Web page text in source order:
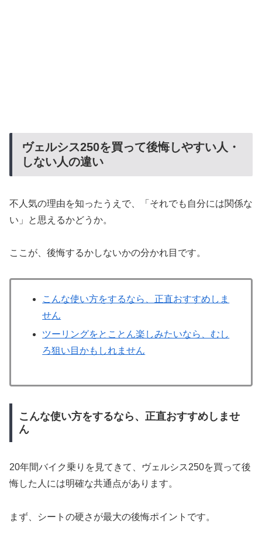
ヴェルシス250を買って後悔しやすい人・
しない人の違い
不人気の理由を知ったうえで、「それでも自分には関係な
い」と思えるかどうか。
ここが、後悔するかしないかの分かれ目です。
こんな使い方をするなら、正直おすすめしま
せん
ツーリングをとことん楽しみたいなら、むし
ろ狙い目かもしれません
こんな使い方をするなら、正直おすすめしませ
ん
20年間バイク乗りを見てきて、ヴェルシス250を買って後
悔した人には明確な共通点があります。
まず、シートの硬さが最大の後悔ポイントです。